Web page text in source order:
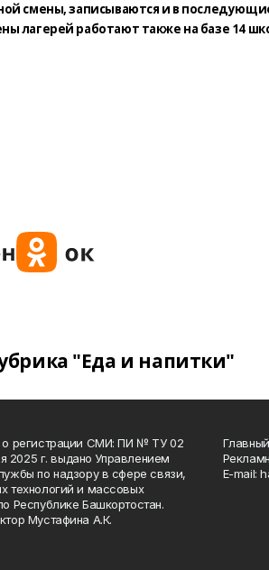
смены, записываются и в
лагерей работают также на базе 14
"Еда и напитки"
о регистрации СМИ: ПИ № ТУ 02
2025 г. выдано Управлением
по надзору в сфере связи,
технологий и массовых
Республике Башкортостан.
Мустафина А.К.
Е-mаil: